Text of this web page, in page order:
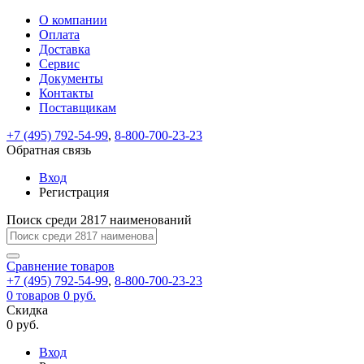
ВходРегистрация
Только
test@example.com
отправлена
по
ней
для
регистрации.
Ок
Только
Запомнить
меня
Забыли
Восстановление
пароля
Заполните
форму.
Мы
отправим
ссылку
на
указанный
электронный
адрес,
перейдя
по
которой
вы
новый
На
вашу
test@test.ru
отправлена
ссылка.
Перейдите
по
для
смены
пароля.
Введите
новый
пароль
Сменить
Пароль
успешно
Войти
Обратная
связь
Сообщение
пользовательского
соглашения
Ваше
сообщение
успешно
О компании
Оплата
Доставка
Сервис
Документы
Контакты
Поставщикам
+7 (495) 792-54-99, 8-800-700-23-23
Обратная связь
Вход
Регистрация
Поиск среди 2817 наименований
Сравнение товаров
+7 (495) 792-54-99, 8-800-700-23-23
0 товаров 0 руб.
Скидка
0 руб.
Вход